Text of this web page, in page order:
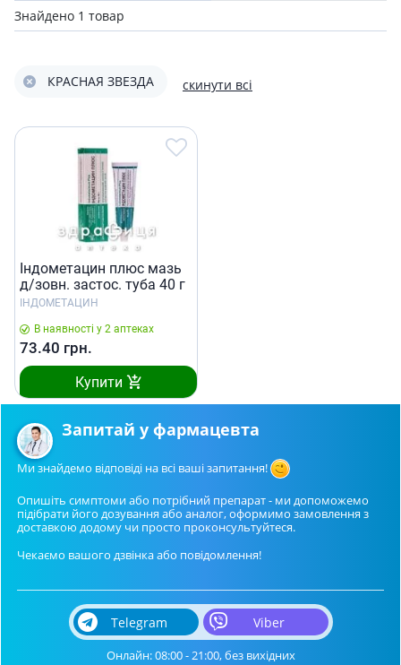
Знайдено 1 товар
КРАСНАЯ ЗВЕЗДА скинути всі
Iндометацин плюс мазь
д/зовн. застос. туба 40 г
ІНДОМЕТАЦИН
В наявності у 2 аптеках
73.40 грн.
Купити
Запитай у фармацевта
Ми знайдемо відповіді на всі ваші запитання!
Опишіть симптоми або потрібний препарат - ми допоможемо
підібрати його дозування або аналог, оформимо замовлення з
доставкою додому чи просто проконсультуйтеся.
Чекаємо вашого дзвінка або повідомлення!
Telegram Viber
Онлайн: 08:00 - 21:00, без вихідних